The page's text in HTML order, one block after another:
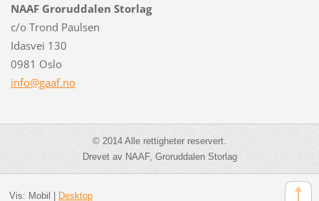
NAAF Groruddalen Storlag
c/o Trond Paulsen
Idasvei 130
0981 Oslo
info@gaaf.no
© 2014 Alle rettigheter reservert.
Drevet av NAAF, Groruddalen Storlag
Vis: Mobil Desktop